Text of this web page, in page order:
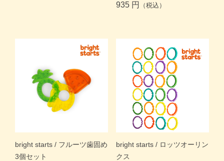
935 円 （税込）
bright starts / フルーツ歯固め
3個セット
bright starts / ロッツオーリン
クス